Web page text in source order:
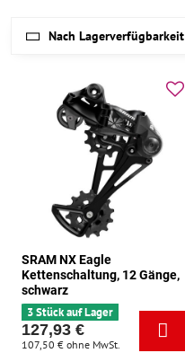
Nach Lagerverfügbarkeit
SRAM NX Eagle
Kettenschaltung, 12 Gänge,
schwarz
3 Stück auf Lager
127,93 €
107,50 € ohne MwSt.